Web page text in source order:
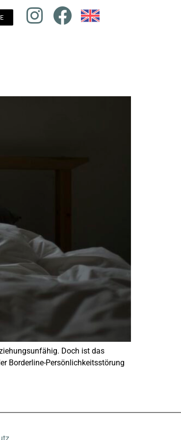
Doch ist das
Borderline-Persönlichkeitsstörung